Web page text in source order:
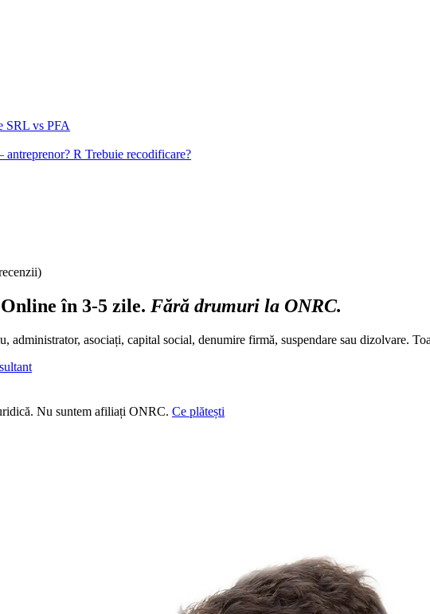
SRL vs PFA
R Trebuie recodificare?
în 3-5 zile. Fără drumuri la ONRC.
administrator, asociați, capital social, denumire firmă, suspendare sau dizolvare.
Nu suntem afiliați ONRC. Ce plătești